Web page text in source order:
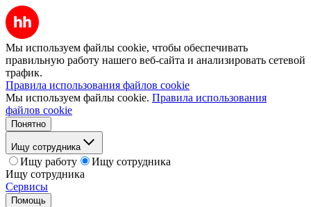
Мы используем файлы cookie, чтобы обеспечивать
правильную работу нашего веб-сайта и анализировать сетевой
трафик.
Правила использования файлов cookie
Мы используем файлы cookie. Правила использования
файлов cookie
Понятно
Ищу сотрудника
Ищу работу
Ищу сотрудника
Ищу сотрудника
Сервисы
Помощь